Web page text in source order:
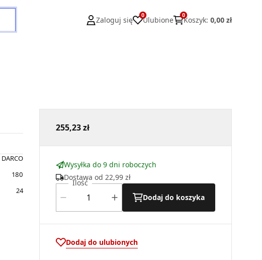
Zaloguj się
0
Ulubione
0
Koszyk: 0,00 zł
DARCO
180
24
255,23 zł
Wysyłka do 9 dni roboczych
Dostawa od 22,99 zł
Ilość
Dodaj do koszyka
Dodaj do ulubionych